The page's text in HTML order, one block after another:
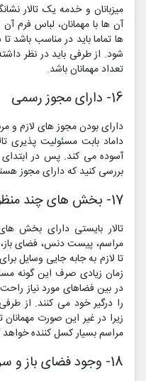
میزبانان و خدمه یک تالار
آن ها با مهمانان، لباس فرم
ها تماما باید در مناسب باشد
شود. از طرفی باید در نظر
تعداد مهمانان باشد.
16- دارای مجوز رسمی
دارای بودن مجوز های لازم و
داماد بابت مسئولیت پذیری
آسوده می کند. پس در ابتدای
بررسی کنید که دارای مجوز
17- بخش های چند منظوره
تالار بایستی دارای بخش
مراسم، پیست دنس، فضای
تا لازم به جابه جایی وسایل
زمان زیادی صرف این گونه
در بین فضاهای مورد نیاز
را درگیر خود می کنند. از
زیرا در غیر این صورت مهمانان
مراسم بسیار کسل کننده
18- وجود فضای باز و سرسبز